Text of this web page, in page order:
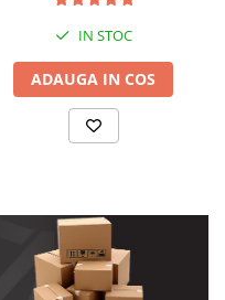
IN STOC
ADAUGA IN COS